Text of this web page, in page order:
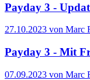
Payday 3 -
27.10.2023 von Marc
Payday 3 - Mit
07.09.2023 von Marc